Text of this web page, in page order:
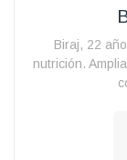
Biraj, 22
nutrición.